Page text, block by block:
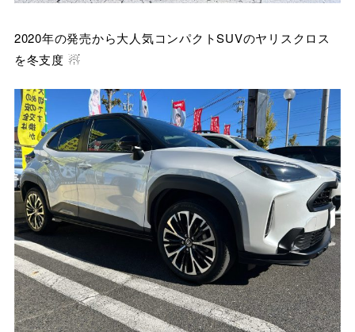
2020年の発売から大人気コンパクトSUVのヤリスクロス
を冬支度 ☃